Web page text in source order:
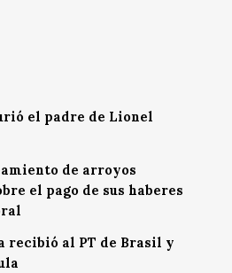
el padre de Lionel
de arroyos
el pago de sus haberes
recibió al PT de Brasil y